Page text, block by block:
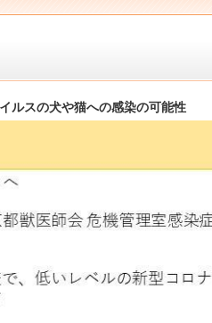
ルスの犬や猫への感染の可能性